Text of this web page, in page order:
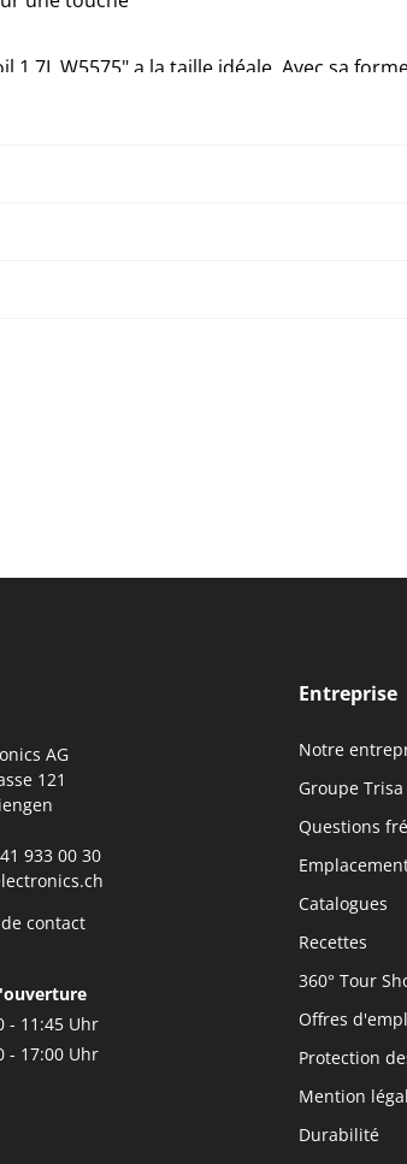
1.7L W5575" a la taille idéale. Avec sa
facilement par simple pression sur un
die Lebensdauer Ihrer Geräte!
AG
121
933 00 30
contact
- 11:45 Uhr
- 17:00 Uhr
Entreprise
Notre
Groupe Trisa
Questions
Catalogues
Recettes
360° Tour
Offres
Protection
Mention
Durabilité